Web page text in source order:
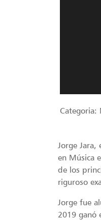
Categoria:
Jorge
en Música
de los
riguroso
Jorge fue
2019 ganó